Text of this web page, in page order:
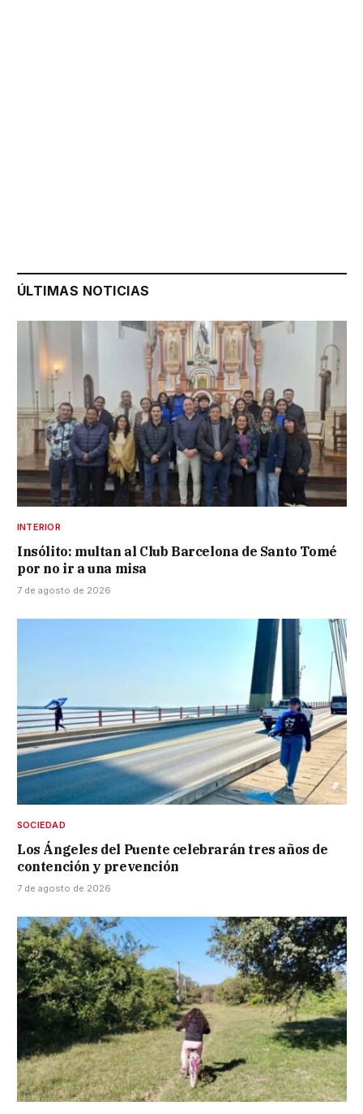
ÚLTIMAS NOTICIAS
INTERIOR
Insólito: multan al Club Barcelona de Santo Tomé
por no ir a una misa
7 de agosto de 2026
SOCIEDAD
Los Ángeles del Puente celebrarán tres años de
contención y prevención
7 de agosto de 2026